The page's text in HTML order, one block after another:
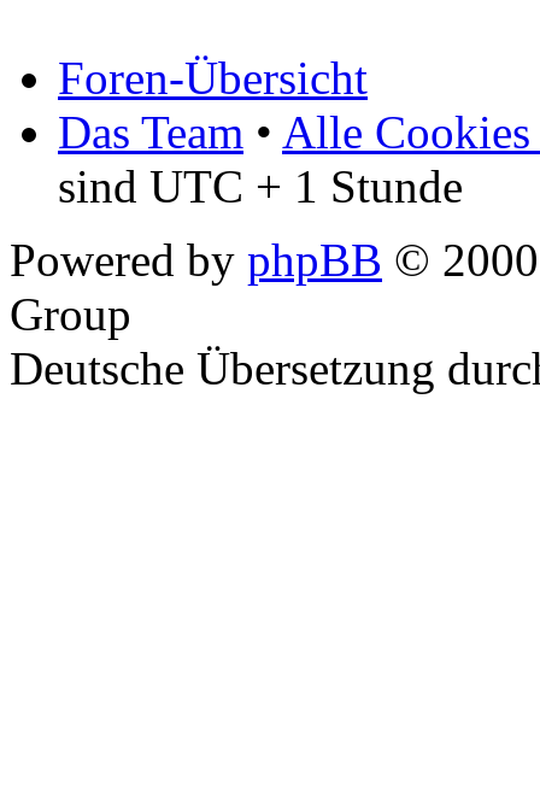
Foren-Übersicht
Das Team • Alle Cookies
sind UTC + 1 Stunde
Powered by phpBB ©
Group
Deutsche Übersetzung